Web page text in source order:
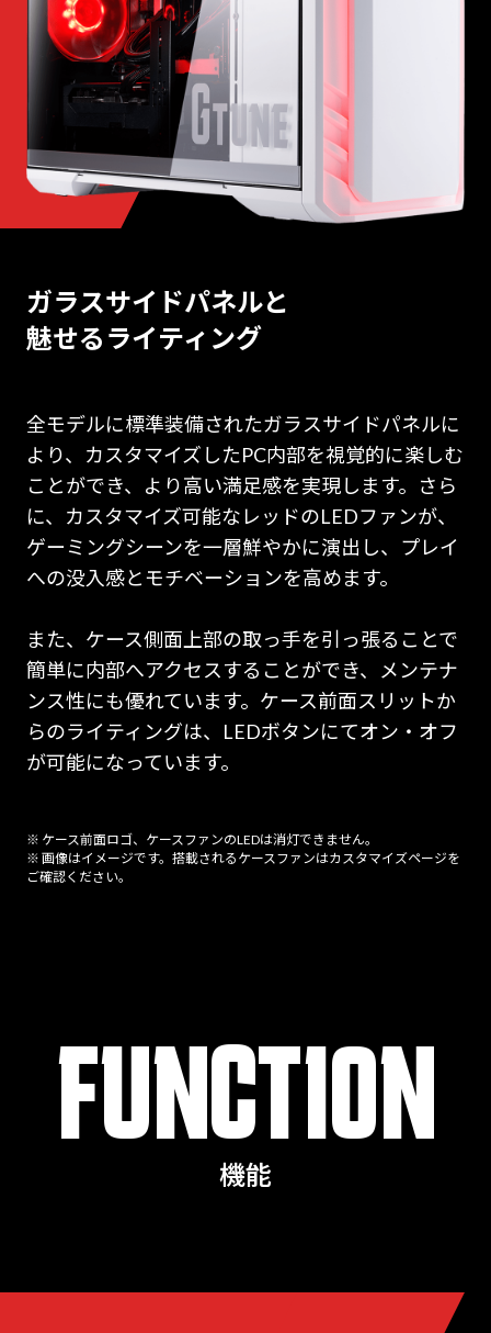
ガラスサイドパネルと
魅せるライティング
全モデルに標準装備されたガラスサイドパネルに
より、カスタマイズしたPC内部を視覚的に楽しむ
ことができ、より高い満足感を実現します。さら
に、カスタマイズ可能なレッドのLEDファンが、
ゲーミングシーンを一層鮮やかに演出し、プレイ
への没入感とモチベーションを高めます。
また、ケース側面上部の取っ手を引っ張ることで
簡単に内部へアクセスすることができ、メンテナ
ンス性にも優れています。ケース前面スリットか
らのライティングは、LEDボタンにてオン・オフ
が可能になっています。
※ ケース前面ロゴ、ケースファンのLEDは消灯できません。
※ 画像はイメージです。搭載されるケースファンはカスタマイズページを
ご確認ください。
FUNCTION
機能